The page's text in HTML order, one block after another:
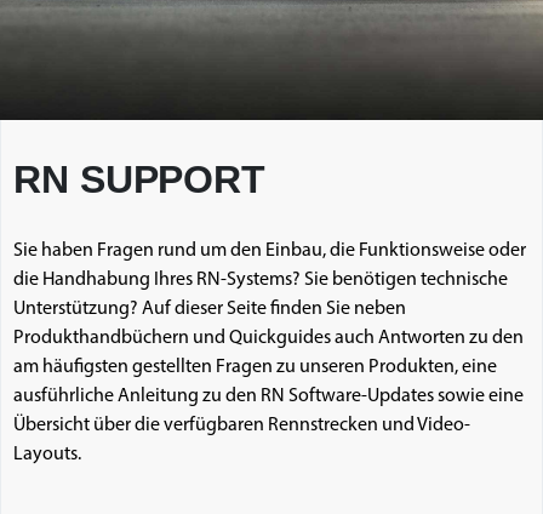
RN SUPPORT
Sie haben Fragen rund um den Einbau, die Funktionsweise oder
die Handhabung Ihres RN-Systems? Sie benötigen technische
Unterstützung? Auf dieser Seite finden Sie neben
Produkthandbüchern und Quickguides auch Antworten zu den
am häufigsten gestellten Fragen zu unseren Produkten, eine
ausführliche Anleitung zu den RN Software-Updates sowie eine
Übersicht über die verfügbaren Rennstrecken und Video-
Layouts.